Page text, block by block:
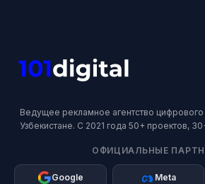
Ведущее рекламное агентство цифрового
Узбекистане. С 2021 года 50+ проектов,
ОФИЦИАЛЬНЫЕ
Google Meta